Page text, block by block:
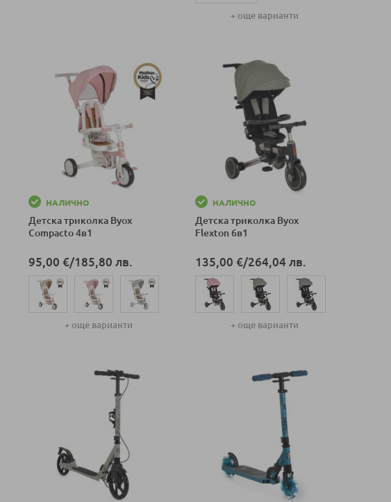
+ още варианти
НАЛИЧНО
Детска триколка Byox
Compacto 4в1
95,00 €/185,80 лв.
+ още варианти
НАЛИЧНО
Детска триколка Byox
Flexton 6в1
135,00 €/264,04 лв.
+ още варианти